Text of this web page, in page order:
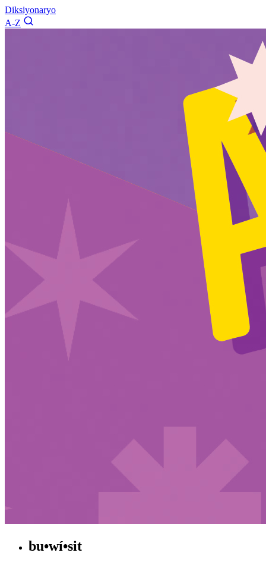
Diksiyonaryo
A-Z
bu•wí•sit